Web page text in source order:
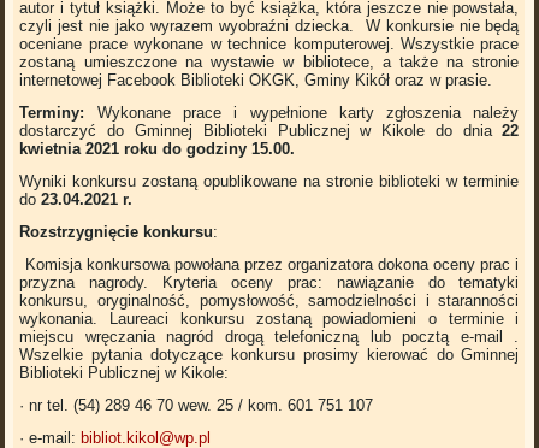
autor i tytuł książki. Może to być książka, która jeszcze nie powstała,
czyli jest nie jako wyrazem wyobraźni dziecka. W konkursie nie będą
oceniane prace wykonane w technice komputerowej. Wszystkie prace
zostaną umieszczone na wystawie w bibliotece, a także na stronie
internetowej Facebook Biblioteki OKGK, Gminy Kikół oraz w prasie.
Terminy: Wykonane prace i wypełnione karty zgłoszenia należy
dostarczyć do Gminnej Biblioteki Publicznej w Kikole do dnia22
kwietnia 2021 roku do godziny 15.00.
Wyniki konkursu zostaną opublikowane na stronie biblioteki w terminie
do23.04.2021 r.
Rozstrzygnięcie konkursu:
Komisja konkursowa powołana przez organizatora dokona oceny prac i
przyzna nagrody. Kryteria oceny prac: nawiązanie do tematyki
konkursu, oryginalność, pomysłowość, samodzielności i staranności
wykonania. Laureaci konkursu zostaną powiadomieni o terminie i
miejscu wręczania nagród drogą telefoniczną lub pocztą e-mail .
Wszelkie pytania dotyczące konkursu prosimy kierować do Gminnej
Biblioteki Publicznej w Kikole:
· nr tel. (54) 289 46 70 wew. 25 / kom. 601 751 107
· e-mail:bibliot.kikol@wp.pl